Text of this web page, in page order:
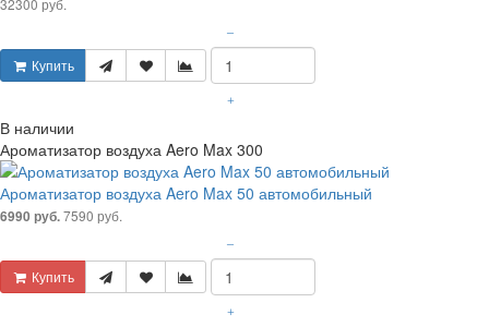
32300 руб.
Купить
–
+
В наличии
Ароматизатор воздуха Aero Max 300
Ароматизатор воздуха Aero Max 50 автомобильный
6990 руб.7590 руб.
Купить
–
+